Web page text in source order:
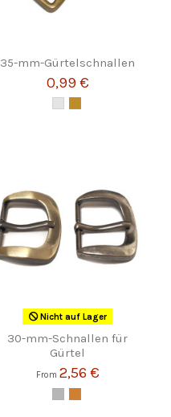
35-mm-Gürtelschnallen
0,99 €
Nicht auf Lager
30-mm-Schnallen für
Gürtel
From 2,56 €